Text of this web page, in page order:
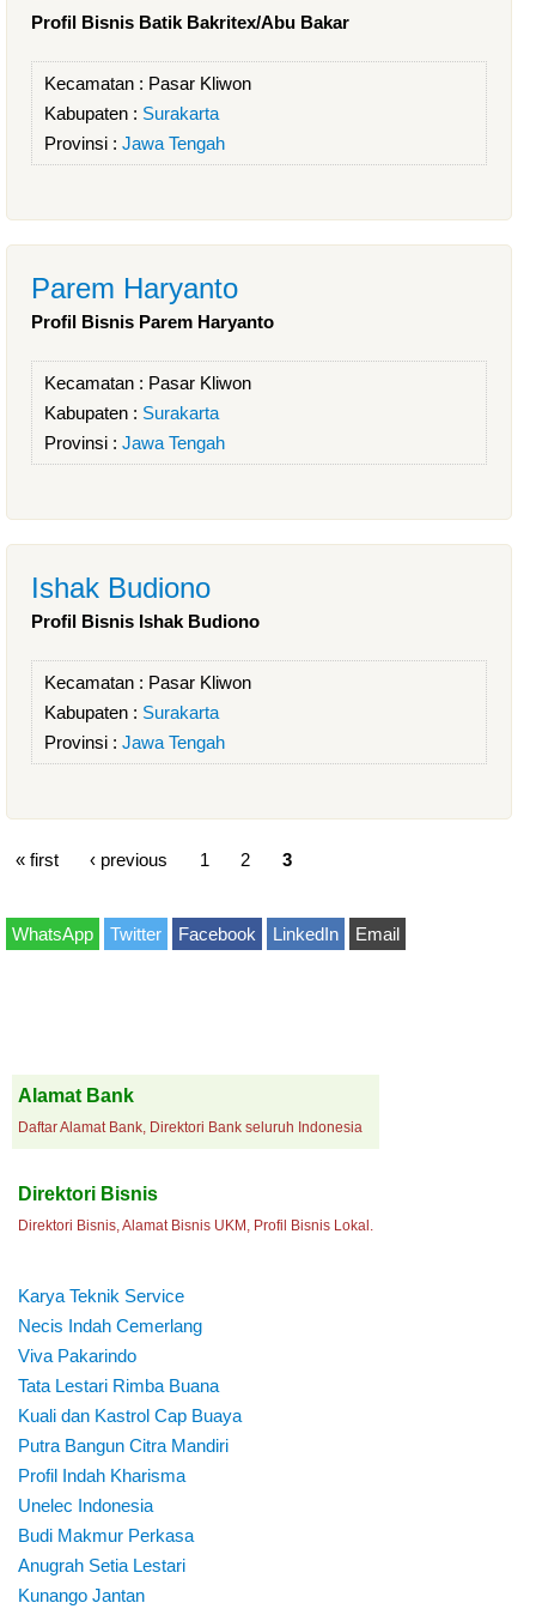
Profil Bisnis Batik Bakritex/Abu Bakar
Kecamatan : Pasar Kliwon
Kabupaten : Surakarta
Provinsi : Jawa Tengah
Parem Haryanto
Profil Bisnis Parem Haryanto
Kecamatan : Pasar Kliwon
Kabupaten : Surakarta
Provinsi : Jawa Tengah
Ishak Budiono
Profil Bisnis Ishak Budiono
Kecamatan : Pasar Kliwon
Kabupaten : Surakarta
Provinsi : Jawa Tengah
« first ‹ previous 1 2 3
WhatsApp Twitter Facebook LinkedIn Email
Alamat Bank
Daftar Alamat Bank, Direktori Bank seluruh Indonesia
Direktori Bisnis
Direktori Bisnis, Alamat Bisnis UKM, Profil Bisnis Lokal.
Karya Teknik Service
Necis Indah Cemerlang
Viva Pakarindo
Tata Lestari Rimba Buana
Kuali dan Kastrol Cap Buaya
Putra Bangun Citra Mandiri
Profil Indah Kharisma
Unelec Indonesia
Budi Makmur Perkasa
Anugrah Setia Lestari
Kunango Jantan